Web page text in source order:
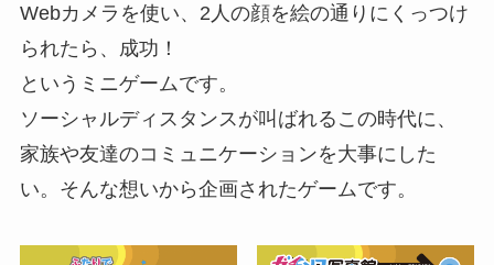
Webカメラを使い、2人の顔を絵の通りにくっつけ
られたら、成功！
というミニゲームです。
ソーシャルディスタンスが叫ばれるこの時代に、
家族や友達のコミュニケーションを大事にした
い。そんな想いから企画されたゲームです。